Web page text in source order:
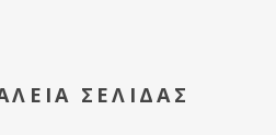
ΣΕΛΊΔΑΣ